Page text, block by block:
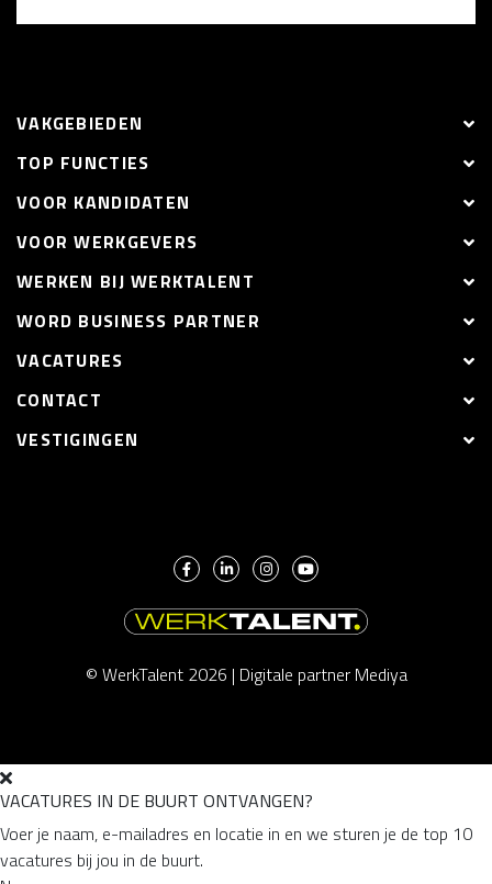
VAKGEBIEDEN
TOP FUNCTIES
VOOR KANDIDATEN
VOOR WERKGEVERS
WERKEN BIJ WERKTALENT
WORD BUSINESS PARTNER
VACATURES
CONTACT
VESTIGINGEN
© WerkTalent 2026 | Digitale partner Mediya
VACATURES IN DE BUURT ONTVANGEN?
Voer je naam, e-mailadres en locatie in en we sturen je de top 10
vacatures bij jou in de buurt.